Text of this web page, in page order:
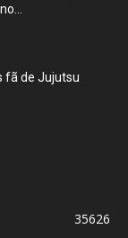
fã de Jujutsu
35626